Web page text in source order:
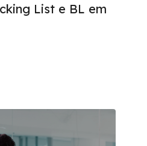
List e BL em